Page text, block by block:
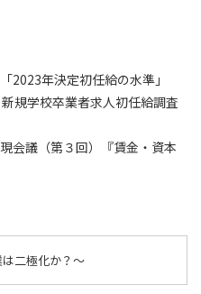
年決定初任給の水準」
規学校卒業者求人初任給調査
会議（第３回）『賃金・資本
二極化か？～